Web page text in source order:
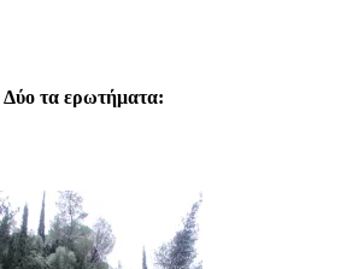
Δύο τα ερωτήματα: